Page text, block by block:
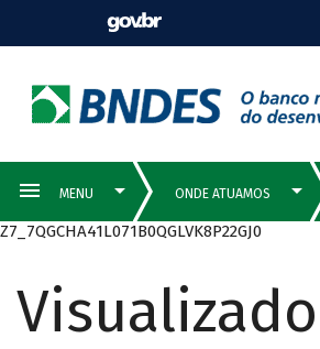
Z7_7QGCHA41L071B0QGLVK8P22GJ0